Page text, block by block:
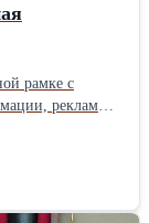
рамке с
рекламы,
можно
применения в